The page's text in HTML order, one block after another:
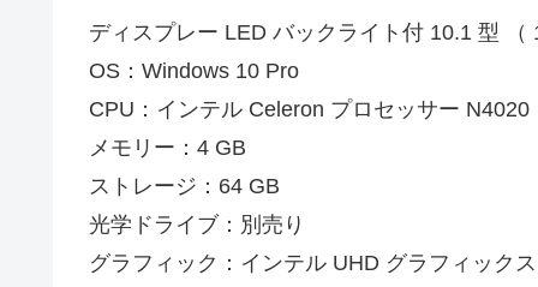
ディスプレー LED バックライト付 10.1 型
OS：Windows 10 Pro
CPU：インテル Celeron プロセッサー N4020
メモリー：4 GB
ストレージ：64 GB
光学ドライブ：別売り
グラフィック：インテル UHD グラフィック